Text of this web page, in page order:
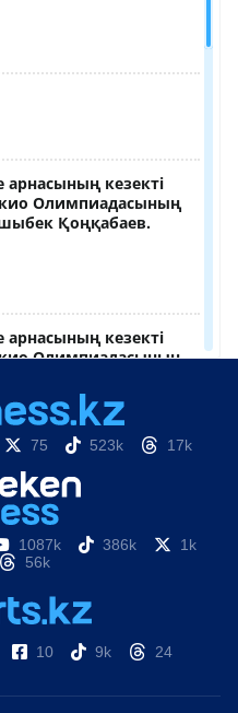
75 523k 17k
1087k 386k
1k
56k
10 9k 24